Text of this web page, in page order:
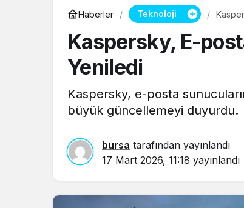
Haberler Teknoloji
Kaspersky, E-
Yeniledi
Kaspersky, e-posta
büyük güncellemeyi duyurdu.
bursa tarafından yayınlandı
17 Mart 2026, 11:18 yayınlandı